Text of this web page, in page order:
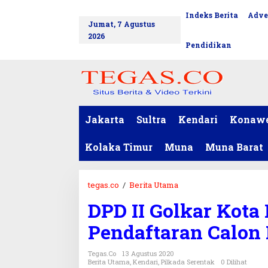
Jumat, 7 Agustus
2026
Indeks Berita
Pendidikan
Jakarta Sultra Kendari
Kolaka Timur Muna Muna Barat
tegas.co / Berita Utama
D
I
I
DPD II Golkar
Pendaftaran Calon
Tegas.co
13 Agustus 2020
Berita Utama, Kendari, Pilkada Serentak 0 Dilihat